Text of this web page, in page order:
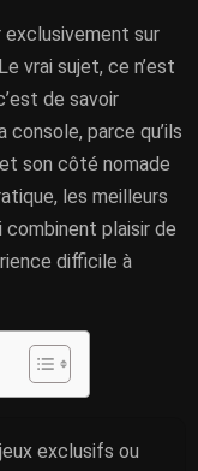
exclusivement sur
vrai sujet, ce n’est
de savoir
parce qu’ils
son côté nomade
les meilleurs
combinent plaisir de
difficile à
exclusifs ou